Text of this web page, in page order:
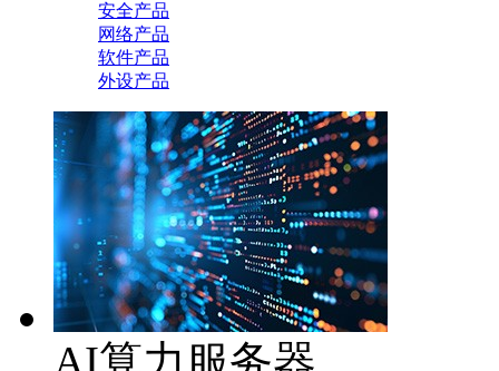
安全产品
网络产品
软件产品
外设产品